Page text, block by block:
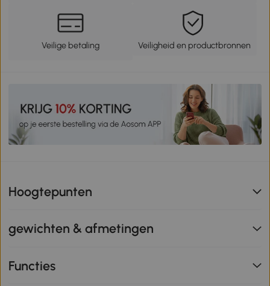
Veilige betaling Veiligheid en productbronnen
Hoogtepunten
gewichten & afmetingen
Functies